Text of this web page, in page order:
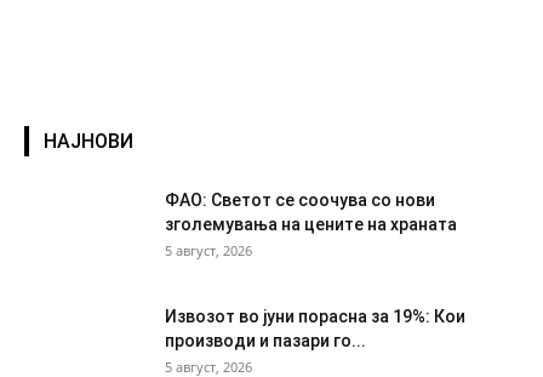
НАЈНОВИ
ФАО: Светот се соочува со нови
зголемувања на цените на храната
5 август, 2026
Извозот во јуни порасна за 19%: Кои
производи и пазари го...
5 август, 2026